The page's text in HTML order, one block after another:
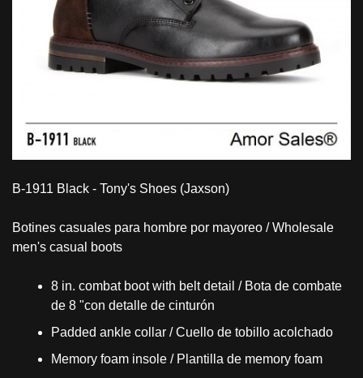
B-1911 Black - Tony's Shoes (Jaxson)
Botines casuales para hombre por mayoreo / Wholesale
men's casual boots
8 in. combat boot with belt detail / Bota de combate
de 8 "con detalle de cinturón
Padded ankle collar / Cuello de tobillo acolchado
Memory foam insole / Plantilla de memory foam